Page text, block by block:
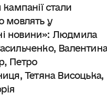
стали
мовлять у
новини»: Людмила
Петро
Тетяна Висоцька,